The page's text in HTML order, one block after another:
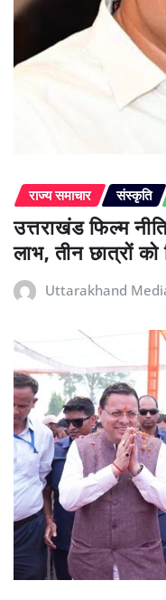
राज्य समाचार संस्कृति
उत्तराखंड फिल्म
लाभ, तीन छात्रों को
Uttarakhand